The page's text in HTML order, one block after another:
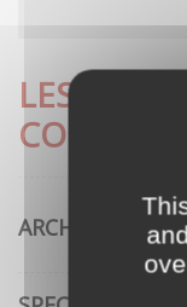
LES
ARCHITECTURE